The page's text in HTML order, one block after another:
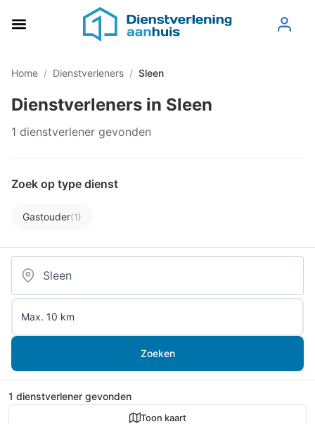
Home / Dienstverleners / Sleen
Dienstverleners in Sleen
1 dienstverlener gevonden
Zoek op type dienst
Gastouder(1)
Zoeken
1 dienstverlener gevonden
Toon kaart